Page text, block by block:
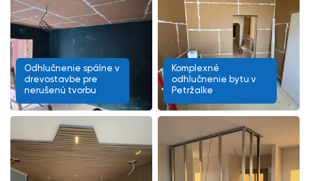
Odhlučnenie spálne v
drevostavbe pre
nerušenú tvorbu
Komplexné
odhlučnenie bytu v
Petržalke